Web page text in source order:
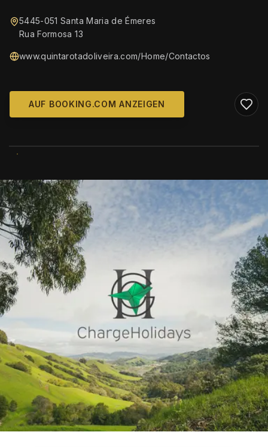
5445-051 Santa Maria de Émeres
Rua Formosa 13
www.quintarotadoliveira.com/Home/Contactos
AUF BOOKING.COM ANZEIGEN